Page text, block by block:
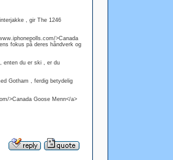
, gir The 1246
>Canada
fokus på deres håndverk og
enten du er ski , er du
Gotham , ferdig betydelig
>Canada Goose Menn</a>